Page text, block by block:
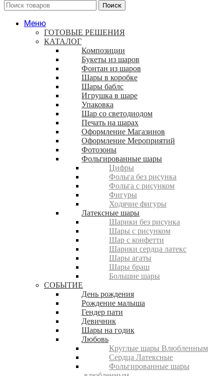
Поиск
Меню
ГОТОВЫЕ РЕШЕНИЯ
КАТАЛОГ
Композиции
Букеты из шаров
Фонтан из шаров
Шары в коробке
Шары баблс
Игрушка в шаре
Упаковка
Шар со светодиодом
Печать на шарах
Оформление Магазинов
Оформление Мероприятий
Фотозоны
Фольгированные шары
Цифры
Фольга без рисунка
Фольга с рисунком
Фигуры
Ходячие фигуры
Латексные шары
Шарики без рисунка
Шары с рисунком
Шар с конфетти
Шарики сердца латекс
Шары агаты
Шары браш
Большие шары
СОБЫТИЕ
День рождения
Рождение малыша
Гендер пати
Девичник
Шары на годик
Любовь
Круглые шары Влюбленным
Сердца Латексные
Фольгированные шары